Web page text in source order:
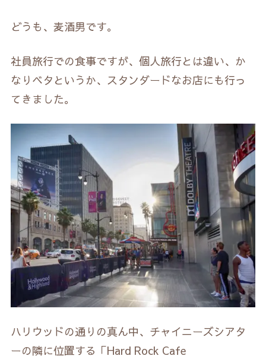
どうも、麦酒男です。
社員旅行での食事ですが、個人旅行とは違い、か
なりベタというか、スタンダードなお店にも行っ
てきました。
ハリウッドの通りの真ん中、チャイニーズシアタ
ーの隣に位置する「Hard Rock Cafe